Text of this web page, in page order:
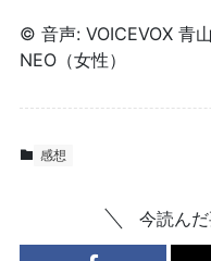
© 音声: VOICEVOX 青
NEO（女性）
感想
今読ん